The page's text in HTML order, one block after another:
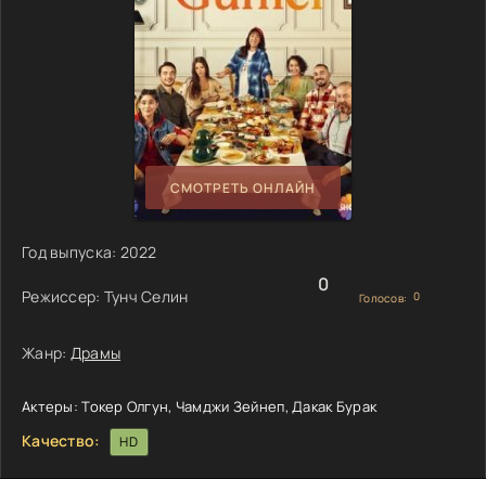
СМОТРЕТЬ ОНЛАЙН
Год выпуска: 2022
Режиссер: Тунч Селин
Жанр: Драмы
0
Голосов: 0
Актеры: Токер Олгун, Чамджи Зейнеп, Дакак Бурак
Качество: HD